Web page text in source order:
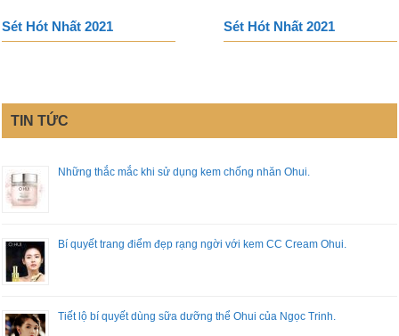
Sét Hót Nhất 2021 Sét Hót Nhất 2021
TIN TỨC
Những thắc mắc khi sử dụng kem chống nhăn Ohui.
Bí quyết trang điểm đẹp rạng ngời với kem CC Cream Ohui.
Tiết lộ bí quyết dùng sữa dưỡng thể Ohui của Ngọc Trinh.